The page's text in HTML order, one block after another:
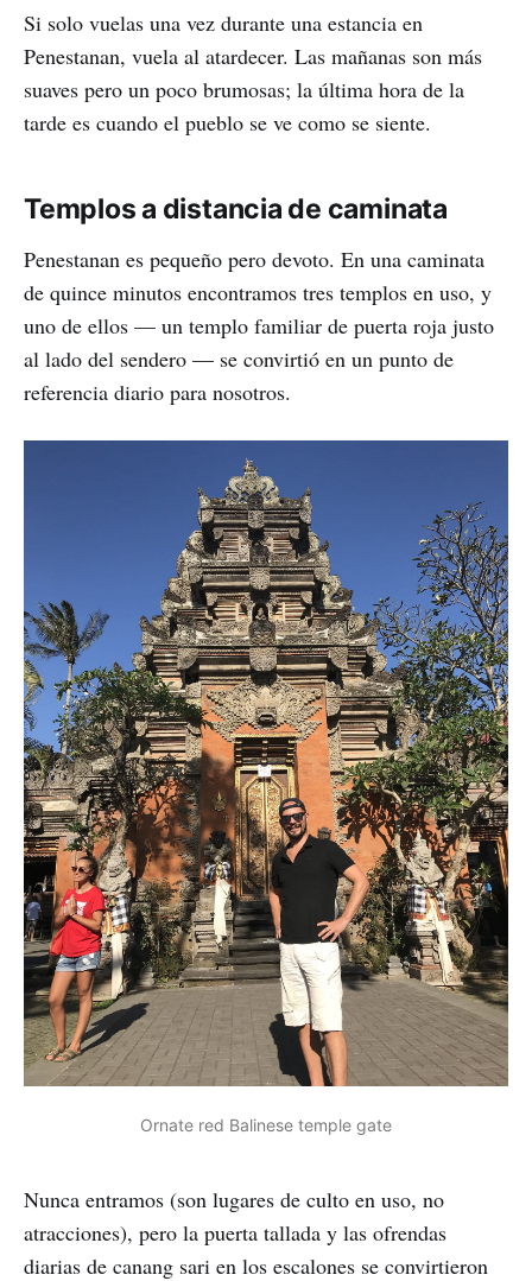
Si solo vuelas una vez durante una estancia en
Penestanan, vuela al atardecer. Las mañanas son más
suaves pero un poco brumosas; la última hora de la
tarde es cuando el pueblo se ve como se siente.
Templos a distancia de caminata
Penestanan es pequeño pero devoto. En una caminata
de quince minutos encontramos tres templos en uso, y
uno de ellos — un templo familiar de puerta roja justo
al lado del sendero — se convirtió en un punto de
referencia diario para nosotros.
Ornate red Balinese temple gate
Nunca entramos (son lugares de culto en uso, no
atracciones), pero la puerta tallada y las ofrendas
diarias de canang sari en los escalones se convirtieron